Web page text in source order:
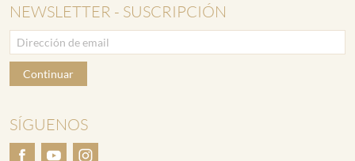
NEWSLETTER - SUSCRIPCIÓN
Continuar
SÍGUENOS